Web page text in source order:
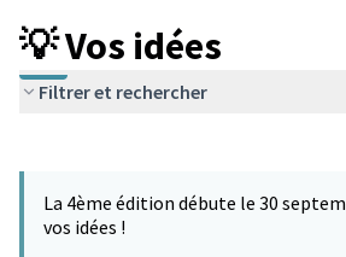
💡 Vos idées
Filtrer et rechercher
La 4ème édition débute le 30
vos idées !